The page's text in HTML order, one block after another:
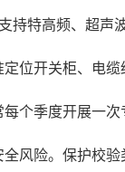
持特高频、超声
位开关柜、电缆
个季度开展一
风险。保护校